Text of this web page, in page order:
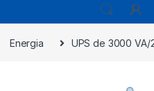
Energia UPS de 3000 VA/